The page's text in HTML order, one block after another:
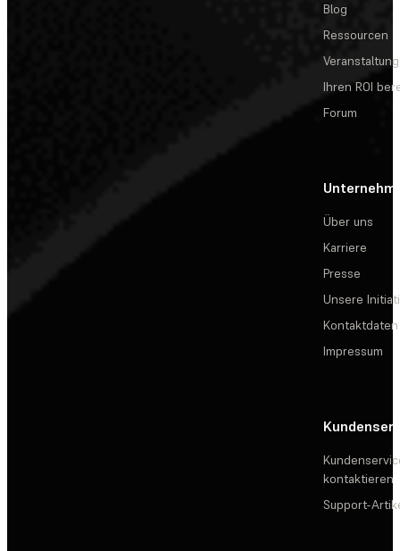
Blog
Ressourcen
Ihren ROI
Forum
Über uns
Karriere
Presse
Unsere
Kontaktdaten
Impressum
kontaktieren
Support-